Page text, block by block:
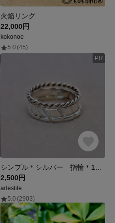
火焔リング
22,000円
kokonoe
5.0 (45)
PR
2,500円
artestile
5.0 (2903)